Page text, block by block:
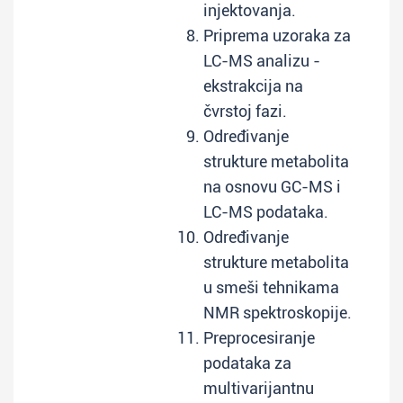
injektovanja.
Priprema uzoraka za
LC-MS analizu -
ekstrakcija na
čvrstoj fazi.
Određivanje
strukture metabolita
na osnovu GC-MS i
LC-MS podataka.
Određivanje
strukture metabolita
u smeši tehnikama
NMR spektroskopije.
Preprocesiranje
podataka za
multivarijantnu